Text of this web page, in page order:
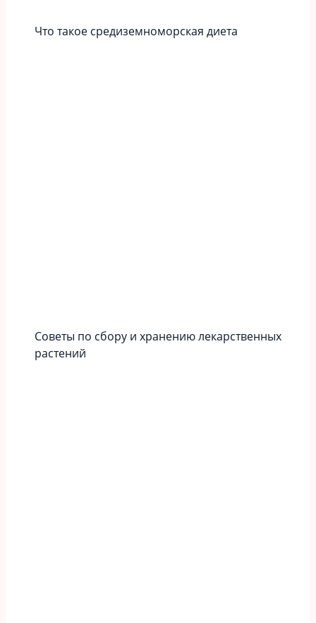
Что такое средиземноморская диета
Советы по сбору и хранению лекарственных
растений